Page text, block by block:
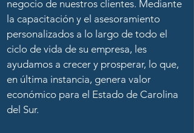
negocio de nuestros clientes. Mediante
la capacitación y el asesoramiento
personalizados a lo largo de todo el
ciclo de vida de su empresa, les
ayudamos a crecer y prosperar, lo que,
en última instancia, genera valor
económico para el Estado de Carolina
del Sur.